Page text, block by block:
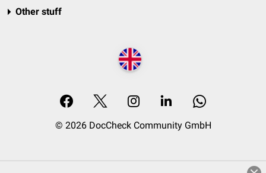
Other stuff
© 2026 DocCheck Community GmbH